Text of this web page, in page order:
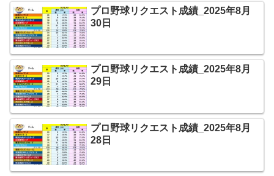
プロ野球リクエスト成績_2025年8月
30日
プロ野球リクエスト成績_2025年8月
29日
プロ野球リクエスト成績_2025年8月
28日